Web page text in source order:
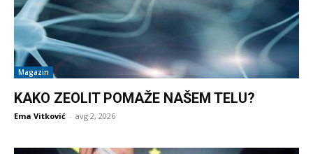
Magazin
KAKO ZEOLIT POMAŽE NAŠEM TELU?
Ema Vitković - avg 2, 2026